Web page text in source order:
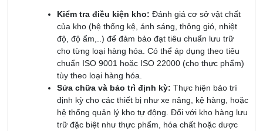
độ, độ ẩm,..) để đảm bảo đạt tiêu chuẩn lưu trữ
cho từng loại hàng hóa. Có thể áp dụng theo tiêu
chuẩn ISO 9001 hoặc ISO 22000 (cho thực phẩm)
tùy theo loại hàng hóa.
Sửa chữa và bảo trì định kỳ:Thực hiện bảo trì
định kỳ cho các thiết bị như xe nâng, kệ hàng, hoặc
hệ thống quản lý kho tự động. Đối với kho hàng lưu
trữ đặc biệt như thực phẩm, hóa chất hoặc dược
phẩm, cần kiểm tra chặt chẽ hệ thống làm lạnh,
chống cháy nổ, v.v.